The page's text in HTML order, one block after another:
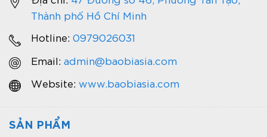
Thành phố Hồ Chí Minh
Hotline: 0979026031
Email: admin@baobiasia.com
Website: www.baobiasia.com
SẢN PHẨM